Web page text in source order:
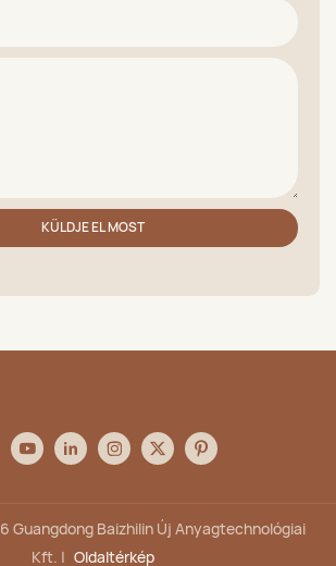
KÜLDJE EL MOST
Guangdong Baizhilin Új Anyagtechnológiai
Kft. | Oldaltérkép